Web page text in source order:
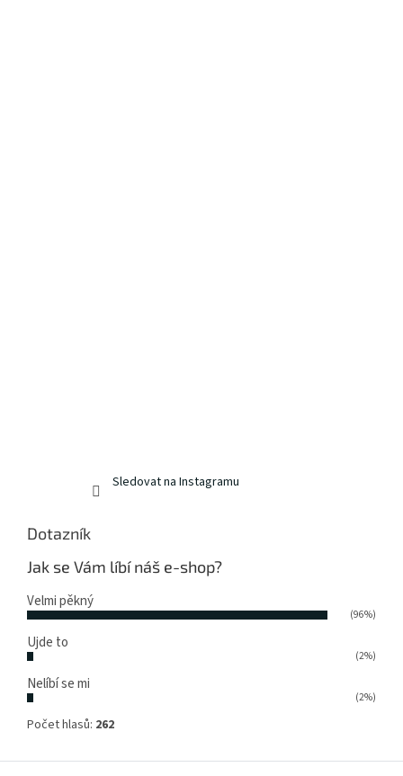
Sledovat na Instagramu
Dotazník
Jak se Vám líbí náš e-shop?
Velmi pěkný
(96%)
Ujde to
(2%)
Nelíbí se mi
(2%)
Počet hlasů: 262